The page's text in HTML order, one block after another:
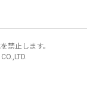
禁止します。